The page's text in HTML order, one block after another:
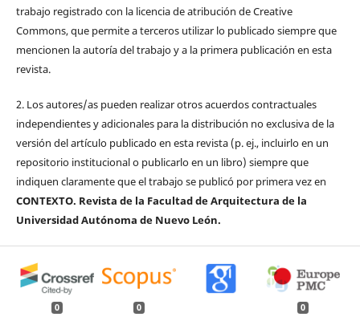
trabajo registrado con la licencia de atribución de Creative
Commons, que permite a terceros utilizar lo publicado siempre que
mencionen la autoría del trabajo y a la primera publicación en esta
revista.
2. Los autores/as pueden realizar otros acuerdos contractuales
independientes y adicionales para la distribución no exclusiva de la
versión del artículo publicado en esta revista (p. ej., incluirlo en un
repositorio institucional o publicarlo en un libro) siempre que
indiquen claramente que el trabajo se publicó por primera vez en
CONTEXTO. Revista de la Facultad de Arquitectura de la
Universidad Autónoma de Nuevo León.
0 0 0